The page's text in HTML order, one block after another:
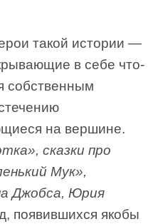
такой истории —
в себе что-
собственным
на вершине.
сказки про
Мук»,
Джобса, Юрия
появившихся якобы